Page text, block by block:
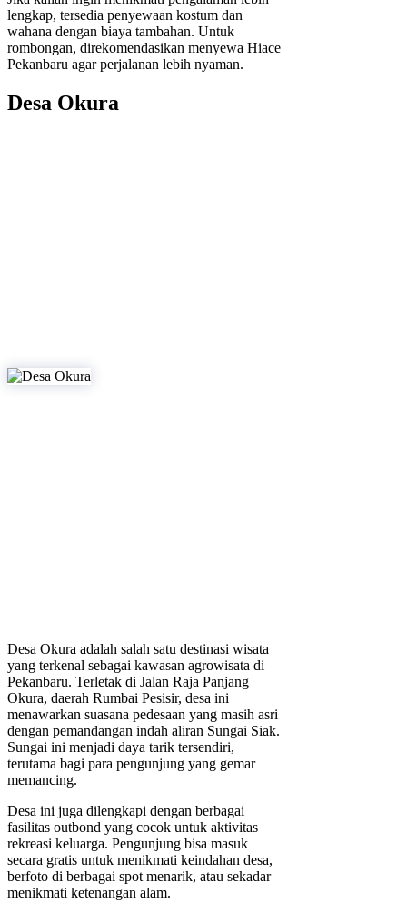
lengkap, tersedia penyewaan kostum dan
wahana dengan biaya tambahan. Untuk
rombongan, direkomendasikan menyewa Hiace
Pekanbaru agar perjalanan lebih nyaman.
Desa Okura
Desa Okura adalah salah satu destinasi wisata
yang terkenal sebagai kawasan agrowisata di
Pekanbaru. Terletak di Jalan Raja Panjang
Okura, daerah Rumbai Pesisir, desa ini
menawarkan suasana pedesaan yang masih asri
dengan pemandangan indah aliran Sungai Siak.
Sungai ini menjadi daya tarik tersendiri,
terutama bagi para pengunjung yang gemar
memancing.
Desa ini juga dilengkapi dengan berbagai
fasilitas outbond yang cocok untuk aktivitas
rekreasi keluarga. Pengunjung bisa masuk
secara gratis untuk menikmati keindahan desa,
berfoto di berbagai spot menarik, atau sekadar
menikmati ketenangan alam.